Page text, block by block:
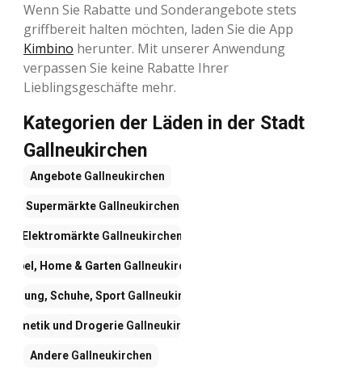
Wenn Sie Rabatte und Sonderangebote stets
griffbereit halten möchten, laden Sie die App
Kimbino herunter. Mit unserer Anwendung
verpassen Sie keine Rabatte Ihrer
Lieblingsgeschäfte mehr.
Kategorien der Läden in der Stadt
Gallneukirchen
Angebote Gallneukirchen
SupermärkteGallneukirchen
Elektromärkte Gallneukirchen
Möbel, Home & Garten Gallneukirchen
Schuhe, SportGallneukirchen
und DrogerieGallneukirchen
Andere Gallneukirchen